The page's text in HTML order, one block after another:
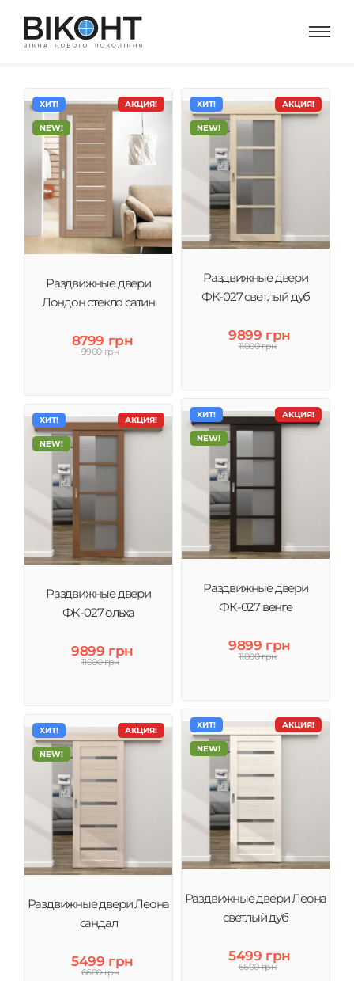
АКЦИЯ!
ХИТ!
NEW!
Раздвижные двери
Лондон стекло сатин
8799 грн
9900 грн
АКЦИЯ!
ХИТ!
NEW!
Раздвижные двери
ФК-027 светлый дуб
9899 грн
11000 грн
АКЦИЯ!
ХИТ!
NEW!
Раздвижные двери
ФК-027 венге
9899 грн
11000 грн
АКЦИЯ!
ХИТ!
NEW!
Раздвижные двери
ФК-027 ольха
9899 грн
11000 грн
АКЦИЯ!
ХИТ!
NEW!
Раздвижные двери Леона
светлый дуб
5499 грн
6600 грн
АКЦИЯ!
ХИТ!
NEW!
Раздвижные двери Леона
сандал
5499 грн
6600 грн